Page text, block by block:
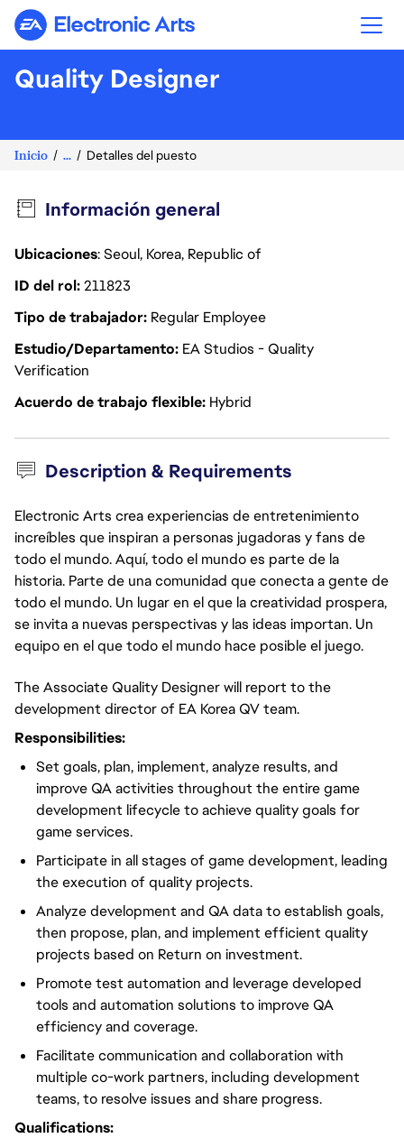
Electronic Arts
Quality Designer
Inicio ... Detalles del puesto
Información general
Ubicaciones: Seoul, Korea, Republic of
ID del rol211823
Tipo de trabajador Regular Employee
Estudio/Departamento EA Studios - Quality
Verification
Acuerdo de trabajo flexible Hybrid
Description & Requirements
Electronic Arts crea experiencias de entretenimiento
increíbles que inspiran a personas jugadoras y fans de
todo el mundo. Aquí, todo el mundo es parte de la
historia. Parte de una comunidad que conecta a gente de
todo el mundo. Un lugar en el que la creatividad prospera,
se invita a nuevas perspectivas y las ideas importan. Un
equipo en el que todo el mundo hace posible el juego.
The Associate Quality Designer will report to the
development directorof EA Korea QV team.
Responsibilities:
Set goals, plan, implement, analyze results, and
improve QA activities throughout the entire game
development lifecycle to achieve quality goals for
game services.
Participate in all stages of game development, leading
the execution of quality projects.
Analyze development and QA data to establish goals,
then propose, plan, and implement efficient quality
projects based on Return on investment.
Promote test automation and leverage developed
tools and automation solutions to improve QA
efficiency and coverage.
Facilitate communication and collaboration with
multiple co-work partners, including development
teams, to resolve issues and share progress.
Qualifications: